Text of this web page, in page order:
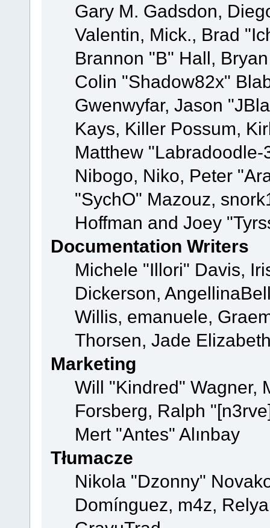
Gary M. Gadsdon,
Valentin, Mick., Brad
Brannon "B" Hall,
Colin "Shadow82x"
Gwenwyfar, Jason
Kays, Killer Possum,
Matthew
Nibogo, Niko, Peter
"SychO" Mazouz,
Hoffman and Joey
Documentation Writers
Michele "Illori" Davis,
Dickerson,
Willis, emanuele,
Thorsen, Jade
Marketing
Will "Kindred" Wagner,
Forsberg, Ralph
Mert "Antes" Alınbay
Tłumacze
Nikola "Dzonny"
Domínguez, m4z,